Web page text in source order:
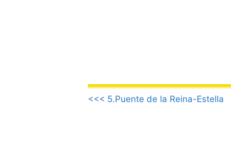
.
<<< 5.Puente de la Reina-Estella